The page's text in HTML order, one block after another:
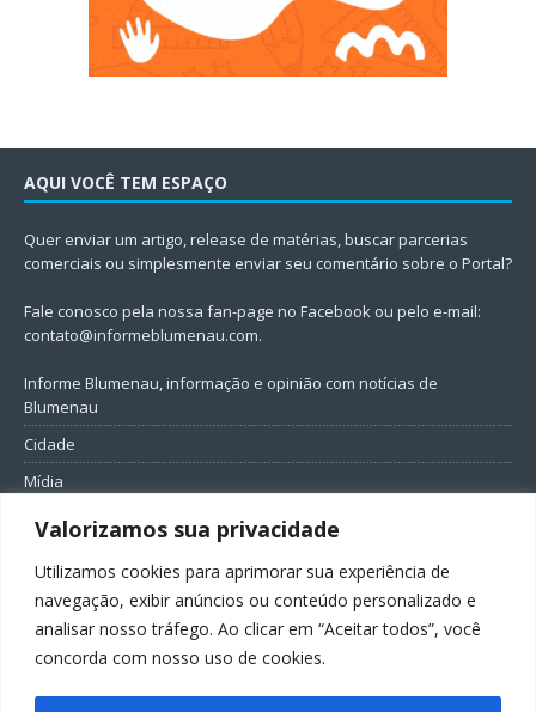
Valorizamos sua privacidade
Utilizamos cookies para aprimorar sua experiência de
navegação, exibir anúncios ou conteúdo personalizado e
analisar nosso tráfego. Ao clicar em “Aceitar todos”, você
concorda com nosso uso de cookies.
AQUI VOCÊ TEM ESPAÇO
Quer enviar um artigo, release de matérias, buscar parcerias
comerciais ou simplesmente enviar seu comentário sobre o Portal?
Fale conosco pela nossa fan-page no Facebook ou pelo e-mail:
contato@informeblumenau.com.
Informe Blumenau, informação e opinião com notícias de
Blumenau
Cidade
Mídia
Entretenimento
Política